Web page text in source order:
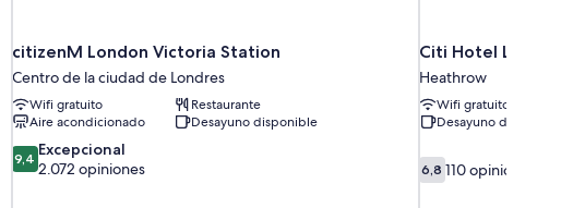
citizenM London Victoria Station
Centro de la ciudad de Londres
Wifi gratuito
Restaurante
Aire acondicionado
Desayuno disponible
9.4
de
9,4 Excepcional
2.072 opiniones
Citi Hotel London
Heathrow
Wifi gratuito
Desayuno disponible
6.8
de
6,8 110 opiniones